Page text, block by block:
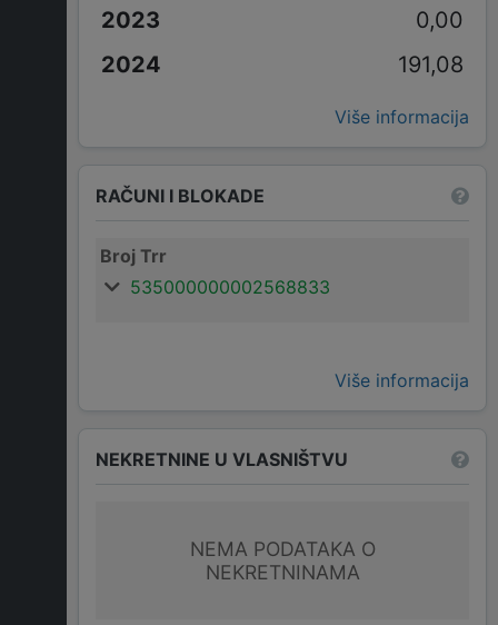
0,00
191,08
Više informacija
RAČUNI I BLOKADE
Broj Trr
535000000002568833
Više informacija
NEKRETNINE U VLASNIŠTVU
NEMA PODATAKA O
NEKRETNINAMA